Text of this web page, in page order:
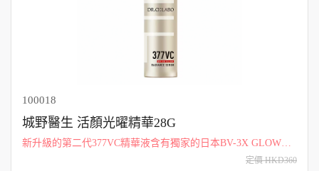
100018
城野醫生 活顏光曜精華28G
新升級的第二代377VC精華液含有獨家的日本BV-3X GLOW™
技術，可以啟動抗黑色素、抗氧化APPS和膠原增強皮膚功能，
定價 HKD360